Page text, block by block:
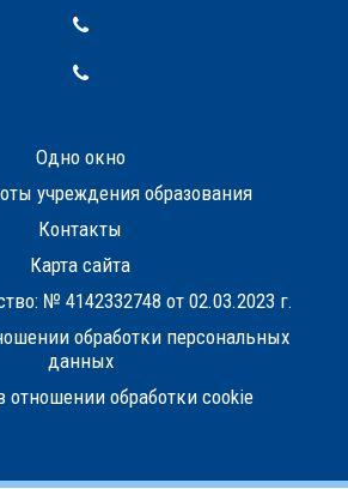
Одно окно
учреждения образования
Контакты
Карта сайта
№ 4142332748 от 02.03.2023 г.
обработки персональных
данных
отношении обработки cookie